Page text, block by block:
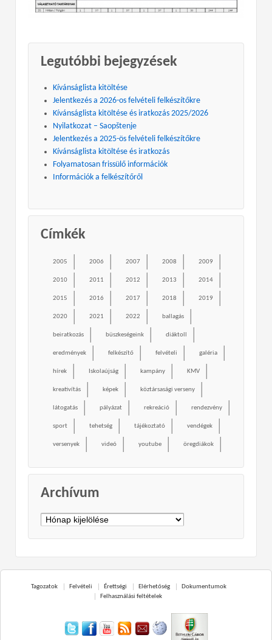
Legutóbbi bejegyzések
Kívánságlista kitöltése
Jelentkezés a 2026-os felvételi felkészítőkre
Kívánságlista kitöltése és iratkozás 2025/2026
Nyilatkozat – Saopštenje
Jelentkezés a 2025-ös felvételi felkészítőkre
Kívánságlista kitöltése és iratkozás
Folyamatosan frissülő információk
Információk a felkészítőről
Címkék
2005 2006 2007 2008 2009
2010 2011 2012 2013 2014
2015 2016 2017 2018 2019
2020 2021 2022 ballagás
beiratkozás büszkeségeink diáktoll
eredmények felkészítő felvételi galéria
hírek Iskolaújság kampány KMV
kreativítás képek köztársasági verseny
látogatás pályázat rekreáció rendezvény
sport tehetség tájékoztató vendégek
versenyek videó youtube öregdiákok
Archívum
Archívum
Tagozatok Felvételi Érettségi Elérhetőség
Dokumentumok
Felhasználási feltételek